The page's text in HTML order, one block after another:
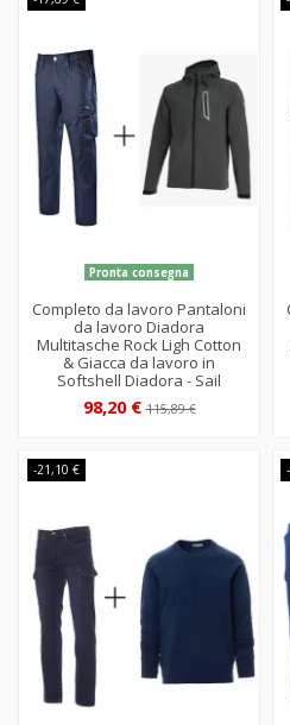
Pronta consegna
Completo da lavoro Pantaloni
da lavoro Diadora
Multitasche Rock Ligh Cotton
& Giacca da lavoro in
Softshell Diadora - Sail
98,20 €115,89 €
-21,10 €